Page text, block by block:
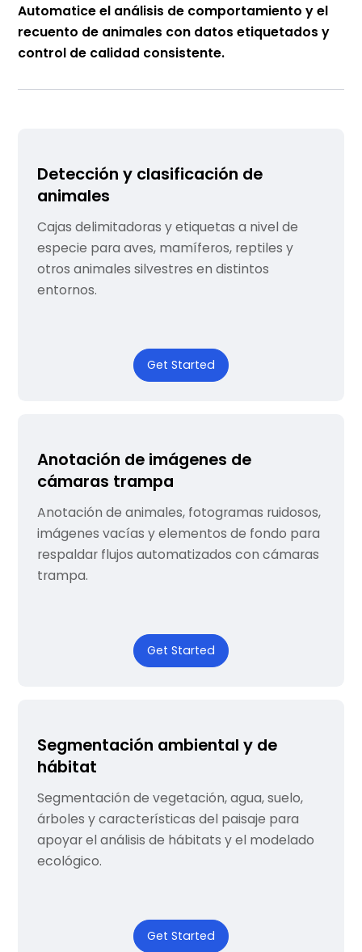
Automatice el análisis de comportamiento y el
recuento de animales con datos etiquetados y
control de calidad consistente.
Detección y clasificación de
animales
Cajas delimitadoras y etiquetas a nivel de
especie para aves, mamíferos, reptiles y
otros animales silvestres en distintos
entornos.
Get Started
Anotación de imágenes de
cámaras trampa
Anotación de animales, fotogramas ruidosos,
imágenes vacías y elementos de fondo para
respaldar flujos automatizados con cámaras
trampa.
Get Started
Segmentación ambiental y de
hábitat
Segmentación de vegetación, agua, suelo,
árboles y características del paisaje para
apoyar el análisis de hábitats y el modelado
ecológico.
Get Started